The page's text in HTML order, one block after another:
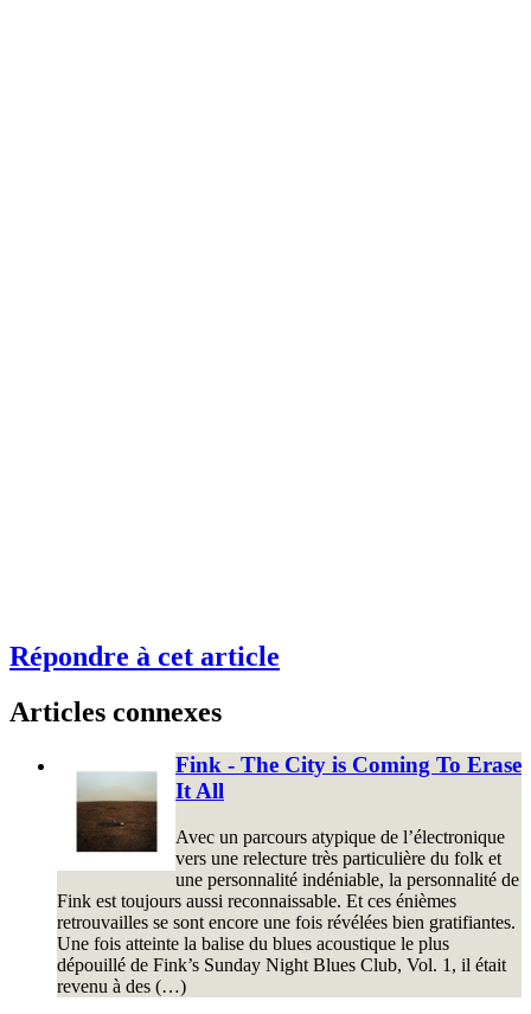
Répondre à cet article
Articles connexes
Fink - The City is Coming To Erase
It All
Avec un parcours atypique de l’électronique
vers une relecture très particulière du folk et
une personnalité indéniable, la personnalité de
Fink est toujours aussi reconnaissable. Et ces énièmes
retrouvailles se sont encore une fois révélées bien gratifiantes.
Une fois atteinte la balise du blues acoustique le plus
dépouillé de Fink’s Sunday Night Blues Club, Vol. 1, il était
revenu à des (…)